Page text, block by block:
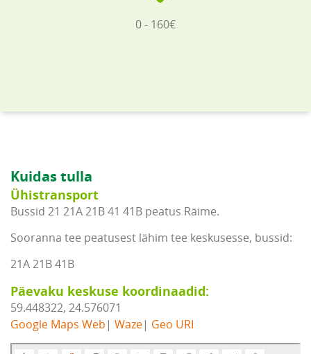
0 - 160€
Kuidas tulla
Ühistransport
Bussid 21 21A 21B 41 41B peatus Räime.
Sooranna tee peatusest lähim tee keskusesse, bussid:
21A 21B 41B
Päevaku keskuse koordinaadid:
59.448322, 24.576071
Google Maps Web | Waze| Geo URI